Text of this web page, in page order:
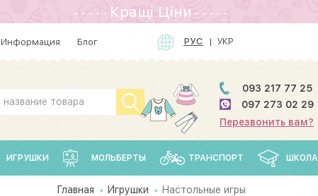
- - - - - Кращi Цiни - - - - -
Информация Блог РУС УКР
093 217 77 25
097 273 02 29
Перезвонить вам?
ИГРУШКИ МОЛЬБЕРТЫ ТРАНСПОРТ ШКОЛА
Главная Игрушки Настольные игры